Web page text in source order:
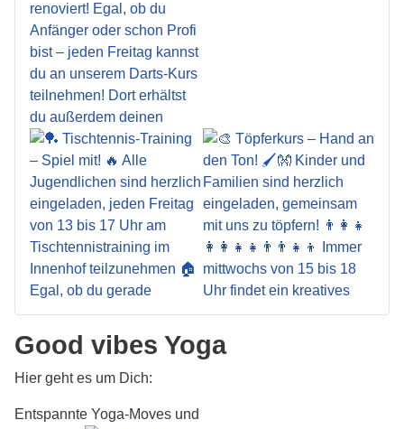
Good vibes Yoga
Hier geht es um Dich:
Entspannte Yoga-Moves und